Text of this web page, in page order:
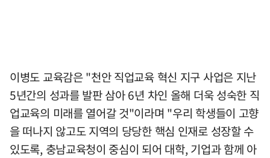
이병도 교육감은 "천안 직업교육 혁신 지구 사업은 지난
5년간의 성과를 발판 삼아 6년 차인 올해 더욱 성숙한 직
업교육의 미래를 열어갈 것"이라며 "우리 학생들이 고향
을 떠나지 않고도 지역의 당당한 핵심 인재로 성장할 수
있도록, 충남교육청이 중심이 되어 대학, 기업과 함께 아